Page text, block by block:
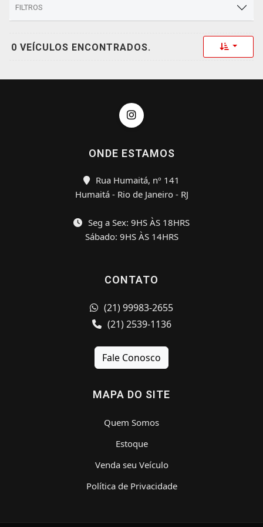
FILTROS
0 VEÍCULOS ENCONTRADOS. Toggle
ONDE ESTAMOS
Rua Humaitá, nº 141
Humaitá - Rio de Janeiro - RJ
Seg a Sex: 9HS ÀS 18HRS
Sábado: 9HS ÀS 14HRS
CONTATO
(21) 99983-2655
(21) 2539-1136
Fale Conosco
MAPA DO SITE
Quem Somos
Estoque
Venda seu Veículo
Política de Privacidade